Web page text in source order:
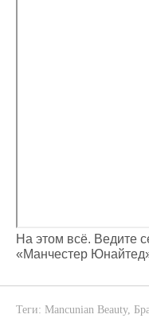
На этом всё. Ведите
«Манчестер
Теги: Mancunian Beauty,